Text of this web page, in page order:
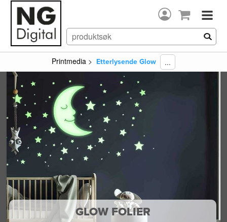
Printmedia > Etterlysende Glow ...
GLOW FOLIER